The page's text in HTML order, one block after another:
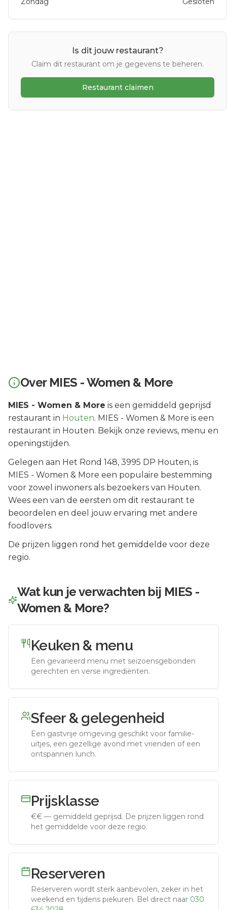
Is dit jouw restaurant?
Claim dit restaurant om je gegevens te beheren.
Restaurant claimen
Over MIES - Women & More
MIES - Women & More is een gemiddeld geprijsd
restaurant in Houten. MIES - Women & More is een
restaurant in Houten. Bekijk onze reviews, menu en
openingstijden.
Gelegen aan Het Rond 148, 3995 DP Houten, is
MIES - Women & More een populaire bestemming
voor zowel inwoners als bezoekers van Houten.
Wees een van de eersten om dit restaurant te
beoordelen en deel jouw ervaring met andere
foodlovers.
De prijzen liggen rond het gemiddelde voor deze
regio.
Wat kun je verwachten bij MIES -
Women & More?
Keuken & menu
Een gevarieerd menu met seizoensgebonden
gerechten en verse ingrediënten.
Sfeer & gelegenheid
Een gastvrije omgeving geschikt voor familie-
uitjes, een gezellige avond met vrienden of een
ontspannen lunch.
Prijsklasse
€€ — gemiddeld geprijsd. De prijzen liggen rond
het gemiddelde voor deze regio.
Reserveren
Reserveren wordt sterk aanbevolen, zeker in het
weekend en tijdens piekuren. Bel direct naar 030